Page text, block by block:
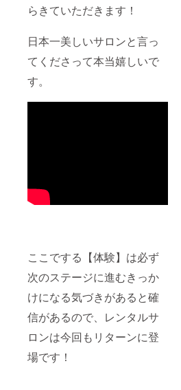
らきていただきます！
日本一美しいサロンと言っ
てくださって本当嬉しいで
す。
ここでする【体験】は必ず
次のステージに進むきっか
けになる気づきがあると確
信があるので、レンタルサ
ロンは今回もリターンに登
場です！